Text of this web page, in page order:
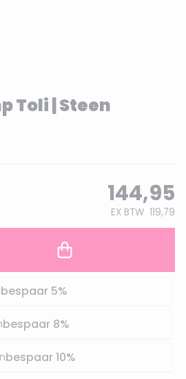
Toli | Steen
144,95
EX BTW 119,79
bespaar 5%
bespaar 8%
bespaar10%